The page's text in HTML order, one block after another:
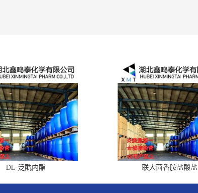
DL-泛酰内酯 联大茴香胺盐酸盐